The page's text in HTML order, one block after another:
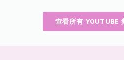
查看所有 YOUTUBE